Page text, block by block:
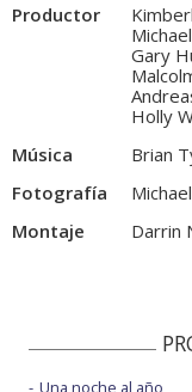
Productor
Gary
Holly
Música
Brian
Fotografía
Montaje
Darrin
Una noche al año